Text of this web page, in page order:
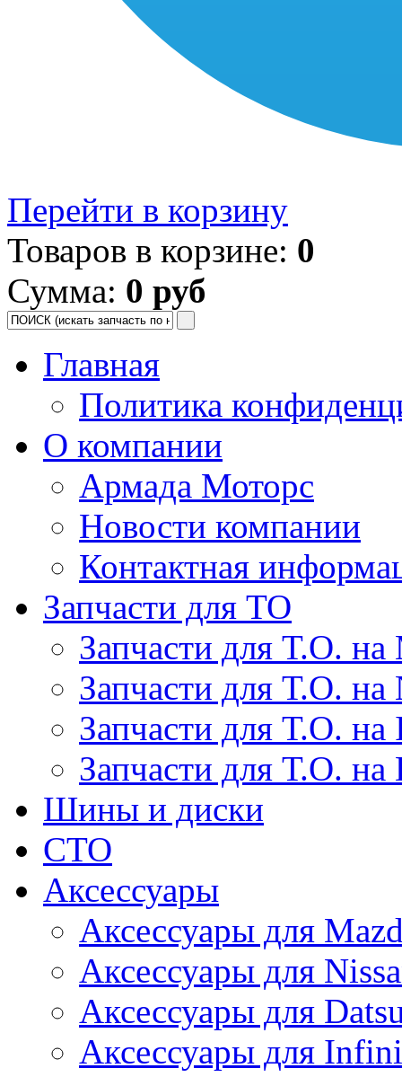
Перейти в корзину
Товаров в корзине: 0
Сумма: 0 руб
Главная
Политика
О компании
Армада Моторс
Новости компании
Контактная
Запчасти для ТО
Запчасти для Т.О. на
Запчасти для Т.О. на
Запчасти для Т.О.
Запчасти для Т.О. на
Шины и диски
СТО
Аксессуары
Аксессуары для
Аксессуары для
Аксессуары для
Аксессуары для